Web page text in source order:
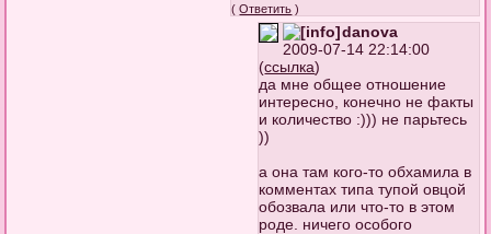
(Ответить )
danova
2009-07-14 22:14:00
(ссылка)
да мне общее отношение
интересно, конечно не факты
и количество :))) не парьтесь
))
а она там кого-то обхамила в
комментах типа тупой овцой
обозвала или что-то в этом
роде. ничего особого